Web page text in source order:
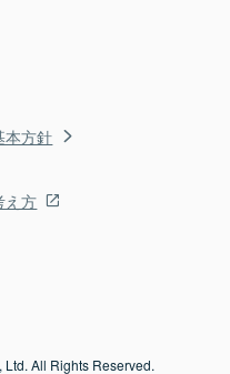
本方針
え方
Ltd. All Rights Reserved.